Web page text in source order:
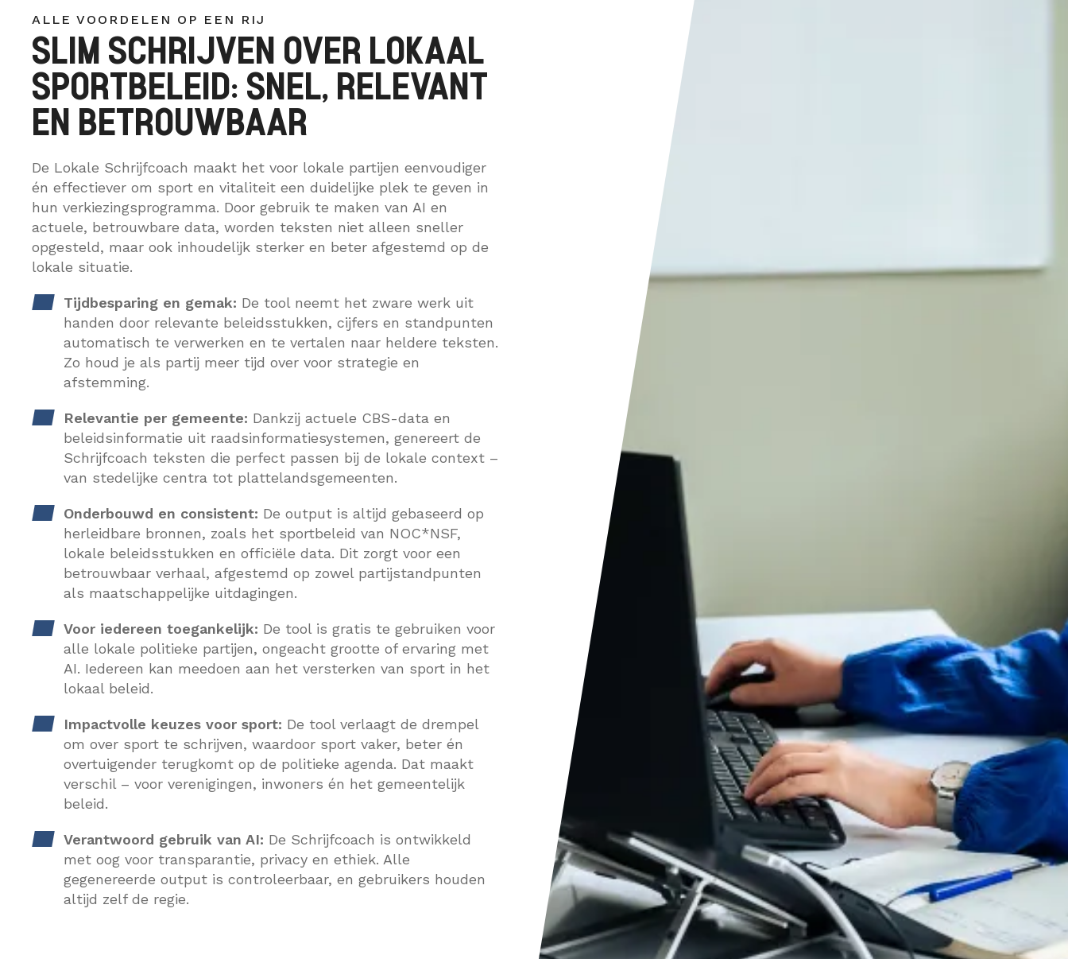
ALLE VOORDELEN OP EEN RIJ
SLIM SCHRIJVEN OVER LOKAAL
SPORTBELEID: SNEL, RELEVANT
EN BETROUWBAAR
De Lokale Schrijfcoach maakt het voor lokale partijen eenvoudiger
én effectiever om sport en vitaliteit een duidelijke plek te geven in
hun verkiezingsprogramma. Door gebruik te maken van AI en
actuele, betrouwbare data, worden teksten niet alleen sneller
opgesteld, maar ook inhoudelijk sterker en beter afgestemd op de
lokale situatie.
Tijdbesparing en gemak: De tool neemt het zware werk uit
handen door relevante beleidsstukken, cijfers en standpunten
automatisch te verwerken en te vertalen naar heldere teksten.
Zo houd je als partij meer tijd over voor strategie en
afstemming.
Relevantie per gemeente: Dankzij actuele CBS-data en
beleidsinformatie uit raadsinformatiesystemen, genereert de
Schrijfcoach teksten die perfect passen bij de lokale context –
van stedelijke centra tot plattelandsgemeenten.
Onderbouwd en consistent: De output is altijd gebaseerd op
herleidbare bronnen, zoals het sportbeleid van NOC*NSF,
lokale beleidsstukken en officiële data. Dit zorgt voor een
betrouwbaar verhaal, afgestemd op zowel partijstandpunten
als maatschappelijke uitdagingen.
Voor iedereen toegankelijk: De tool is gratis te gebruiken voor
alle lokale politieke partijen, ongeacht grootte of ervaring met
AI. Iedereen kan meedoen aan het versterken van sport in het
lokaal beleid.
Impactvolle keuzes voor sport: De tool verlaagt de drempel
om over sport te schrijven, waardoor sport vaker, beter én
overtuigender terugkomt op de politieke agenda. Dat maakt
verschil – voor verenigingen, inwoners én het gemeentelijk
beleid.
Verantwoord gebruik van AI: De Schrijfcoach is ontwikkeld
met oog voor transparantie, privacy en ethiek. Alle
gegenereerde output is controleerbaar, en gebruikers houden
altijd zelf de regie.